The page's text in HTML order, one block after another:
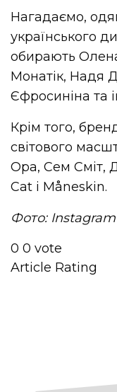
Нагадаємо,
українського
обирають
Монатік, Надя
Єфросиніна та
Крім того,
світового
Ора, Сем Сміт,
Cat і Måneskin.
Фото:
0 0 vote
Article Rating